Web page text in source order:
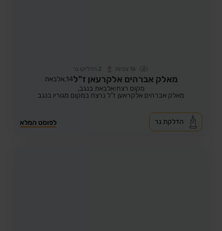
16 צפיות 2 הדליקו נר
מאלק אברהים אלקרעאן ז"ל14, אלבאת
מקום רצח:אלבאת בנגב,
מאלק אברהים אלקראען ז"ל נרצח במקום מגוריו בנגב
לפוסט המלא הדלקת נר